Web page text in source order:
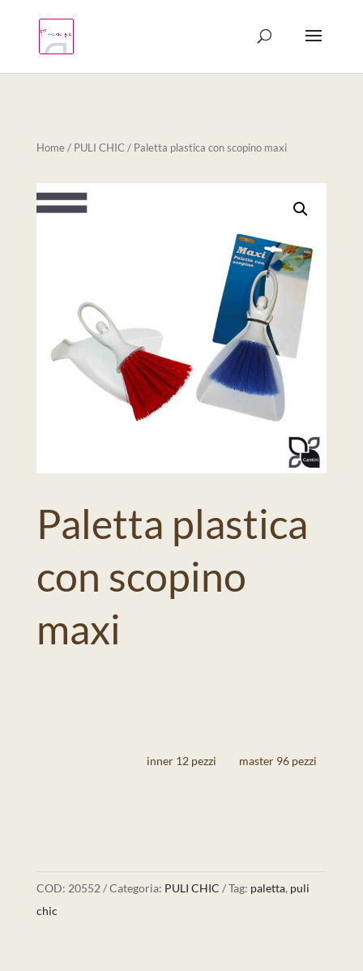
Home/ PULI CHIC / Paletta plastica con scopino maxi
Paletta plastica
con scopino
maxi
inner 12 pezzi master 96 pezzi
COD: 20552 Categoria: PULI CHIC Tag: paletta, puli
chic